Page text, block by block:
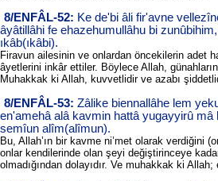
8/ENFÂL-52: Ke de'bi âli fir'avne
âyâtillâhi fe ehazehumullâhu bi
ıkâb(ıkâbi).
Firavun ailesinin ve onlardan öncekilerin adet
âyetlerini inkâr ettiler. Böylece Allah,
Muhakkak ki Allah, kuvvetlidir ve azabı
8/ENFÂL-53: Zâlike biennallâhe lem
en'amehâ alâ kavmin hattâ yugayyirû mâ
semîun alîm(alîmun).
Bu, Allah’ın bir kavme ni’met olarak verdiğini
onlar kendilerinde olan şeyi değiştirinceye
olmadığından dolayıdır. Ve muhakkak ki